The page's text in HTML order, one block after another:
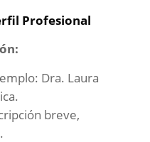
Profesional
Dra. Laura
breve,